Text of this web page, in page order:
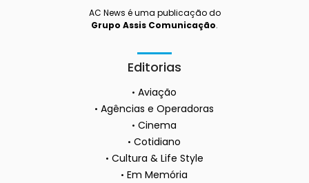
AC News é uma publicação do
Grupo Assis Comunicação.
Editorias
Aviação
Agências e Operadoras
Cinema
Cotidiano
Cultura & Life Style
Em Memória